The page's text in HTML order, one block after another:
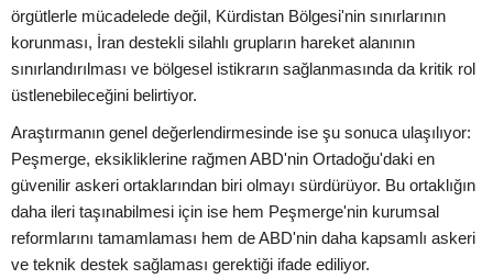
örgütlerle mücadelede değil, Kürdistan Bölgesi'nin sınırlarının
korunması, İran destekli silahlı grupların hareket alanının
sınırlandırılması ve bölgesel istikrarın sağlanmasında da kritik rol
üstlenebileceğini belirtiyor.
Araştırmanın genel değerlendirmesinde ise şu sonuca ulaşılıyor:
Peşmerge, eksikliklerine rağmen ABD'nin Ortadoğu'daki en
güvenilir askeri ortaklarından biri olmayı sürdürüyor. Bu ortaklığın
daha ileri taşınabilmesi için ise hem Peşmerge'nin kurumsal
reformlarını tamamlaması hem de ABD'nin daha kapsamlı askeri
ve teknik destek sağlaması gerektiği ifade ediliyor.